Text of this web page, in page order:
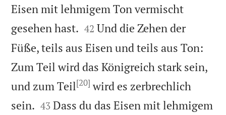
Eisen mit lehmigem Ton vermischt
gesehen hast. 

42 Und die Zehen der
Füße, teils aus Eisen und teils aus Ton:
Zum Teil wird das Königreich stark sein,
und zum Teil[20] wird es zerbrechlich
sein. 

43 Dass du das Eisen mit lehmigem